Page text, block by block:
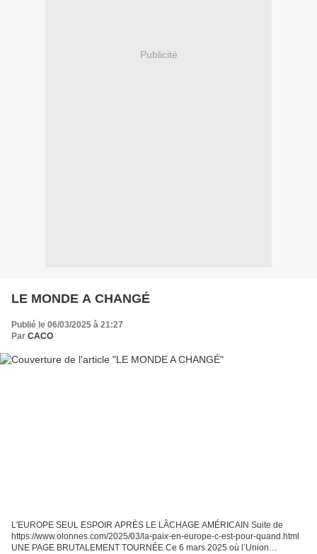
Publicité
LE MONDE A CHANGÉ
Publié le 06/03/2025 à 21:27
Par CACO
L'EUROPE SEUL ESPOIR APRÈS LE LÂCHAGE AMÉRICAIN Suite de
https://www.olonnes.com/2025/03/la-paix-en-europe-c-est-pour-quand.html
UNE PAGE BRUTALEMENT TOURNÉE Ce 6 mars 2025 où l’Union